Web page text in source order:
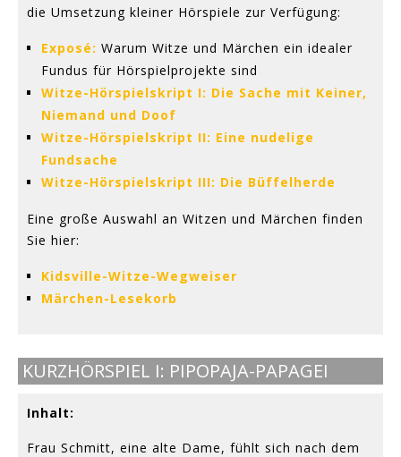
die Umsetzung kleiner Hörspiele zur Verfügung:
Exposé: Warum Witze und Märchen ein idealer
Fundus für Hörspielprojekte sind
Witze-Hörspielskript I: Die Sache mit Keiner,
Niemand und Doof
Witze-Hörspielskript II: Eine nudelige
Fundsache
Witze-Hörspielskript III: Die Büffelherde
Eine große Auswahl an Witzen und Märchen finden
Sie hier:
Kidsville-Witze-Wegweiser
Märchen-Lesekorb
KURZHÖRSPIEL I: PIPOPAJA-PAPAGEI
Inhalt:
Frau Schmitt, eine alte Dame, fühlt sich nach dem